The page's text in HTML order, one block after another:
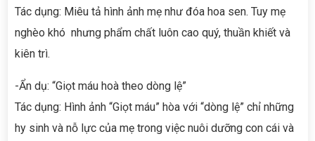
Tác dụng: Miêu tả hình ảnh mẹ như đóa hoa sen. Tuy mẹ
nghèo khó nhưng phẩm chất luôn cao quý, thuần khiết và
kiên trì.
-Ẩn dụ: “Giọt máu hoà theo dòng lệ”
Tác dụng: Hình ảnh “Giọt máu” hòa với “dòng lệ” chỉ những
hy sinh và nỗ lực của mẹ trong việc nuôi dưỡng con cái và